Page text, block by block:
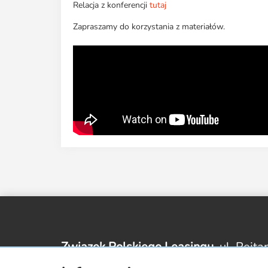
Relacja z konferencji tutaj
Zapraszamy do korzystania z materiałów.
Związek Polskiego Leasingu,ul.